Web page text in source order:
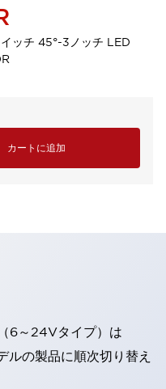
ッチ 45°-3ノッチ LED
カートに追加
6～24Vタイプ）は
の製品に順次切り替え